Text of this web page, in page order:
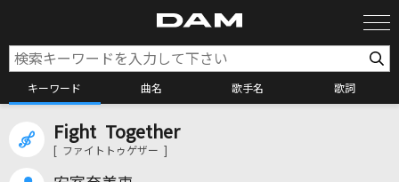
キーワード 曲名 歌手名 歌詞
カラオケ検索
Fight Together
[ ファイトトゥゲザー ]